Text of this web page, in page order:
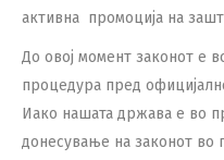
активна промоција на
До овој момент законот е
процедура пред
Иако нашата држава е во
донесување на законот во